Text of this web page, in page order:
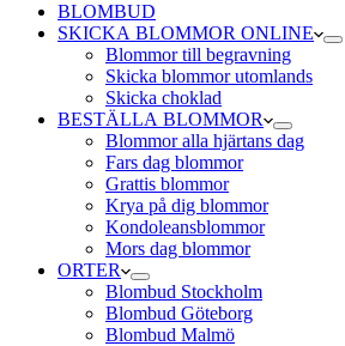
BLOMBUD
SKICKA BLOMMOR ONLINE
Blommor till begravning
Skicka blommor utomlands
Skicka choklad
BESTÄLLA BLOMMOR
Blommor alla hjärtans dag
Fars dag blommor
Grattis blommor
Krya på dig blommor
Kondoleansblommor
Mors dag blommor
ORTER
Blombud Stockholm
Blombud Göteborg
Blombud Malmö